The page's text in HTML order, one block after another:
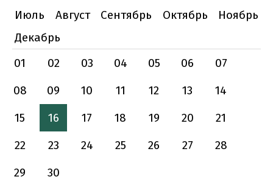
Июль
Август Сентябрь Октябрь
Ноябрь
Декабрь
01
02 03 04 05 06
07
08
09 10 11 12 13
14
15
16 17 18 19 20
21
22
23 24 25 26 27
28
29
30